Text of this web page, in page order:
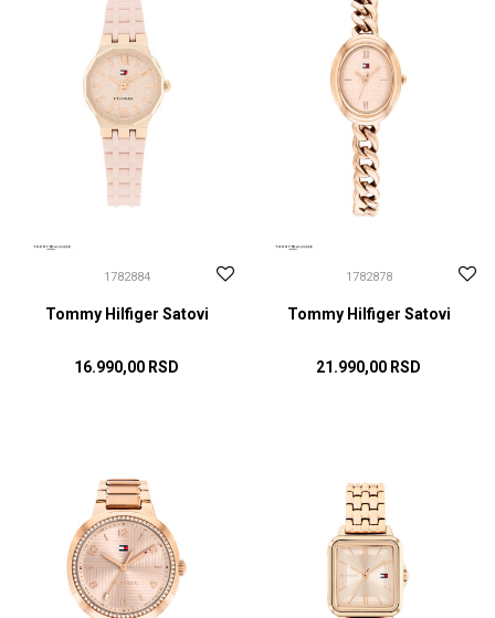
1782884
Tommy Hilfiger Satovi
16.990,00 RSD
1782878
Tommy Hilfiger Satovi
21.990,00 RSD